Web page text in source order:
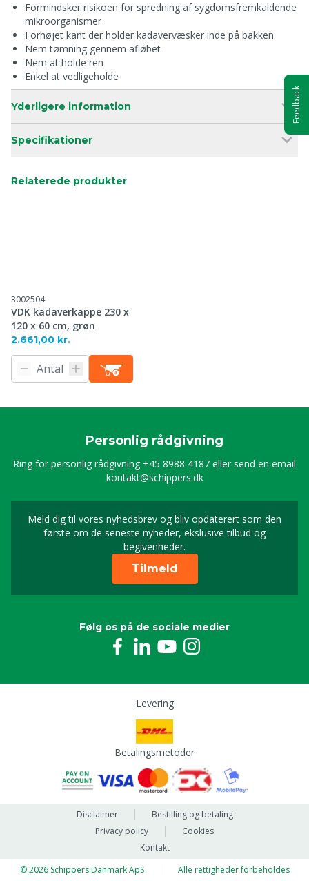
Formindsker risikoen for spredning af sygdomsfremkaldende
mikroorganismer
Forhøjet kant der holder kadavervæsker inde på bakken
Nem tømning gennem afløbet
Nem at holde ren
Enkel at vedligeholde
Yderligere information
Specifikationer
Relaterede produkter
3002504
VDK kadaverkappe 230 x
120 x 60 cm, grøn
2.661,00 kr.
Personlig rådgivning
Ring for personlig rådgivning +45 8988 4187 eller send en email
kontakt@schippers.dk
Meld dig til vores nyhedsbrev og bliv opdaterert som den
første om de seneste nyheder, ekslusive tilbud og
begivenheder.
Timeld dig vores
Tilmeld
Følg os på de sociale medier
Levering
Betalingsmetoder
Disclaimer
Bestilling og betaling
Privacy policy
Cookies
Kontakt
© 2026 Schippers Danmark ApS
Alle rettigheder forbeholdes
Feedback